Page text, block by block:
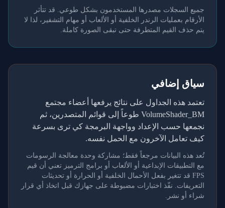
جميع السجلات مصدرها المستخدمون بشكل طوعي. قد تتأثر
الأرقام بعمليات الرندر الخلفية أو الألعاب أو مهام التشفير، لذا لا
يتم حذف القيم المتطرفة حتى تبقى الصورة كاملة.
سياق إضافي
تعتمد هذه الجداول على نتائج يرفعها أعضاء مجتمع
VolumeShader_BM طوعاً إلى قوائم المتصدرين، ثم
نجمعها حسب الإعداد وواجهة البرمجة كي ترى بسرعة
كيف تعامل الآخرون مع الحمل نفسه.
تُعد هذه البيانات مرجعاً فقط؛ مشاركة وحدة معالجة الرسومات
مع التطبيقات الإبداعية أو الألعاب أو برامج الترميز تعني أن قيم
FPS قد تتغير بفعل الأحمال الخلفية أو الحرارة أو تحديثات
التعريفات. نفّذ اختبارات مضبوطة على جهازك قبل اتخاذ أي قرار
شراء أو نشر.